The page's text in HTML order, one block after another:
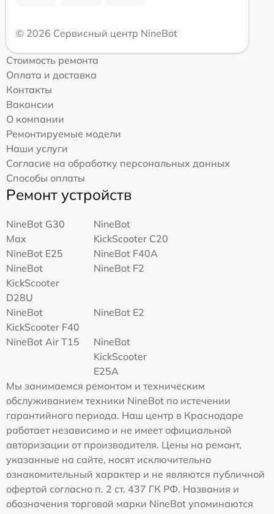
© 2026 Сервисный центр NineBot
Стоимость ремонта
Оплата и доставка
Контакты
Вакансии
О компании
Ремонтируемые модели
Наши услуги
Согласие на обработку персональных данных
Способы оплаты
Ремонт устройств
NineBot G30
Max
NineBot
KickScooter C20
NineBot E25
NineBot F40A
NineBot
KickScooter
D28U
NineBot F2
NineBot
KickScooter F40
NineBot E2
NineBot Air T15
NineBot
KickScooter
E25A
Мы занимаемся ремонтом и техническим
обслуживанием техники NineBot по истечении
гарантийного периода. Наш центр в Краснодаре
работает независимо и не имеет официальной
авторизации от производителя. Цены на ремонт,
указанные на сайте, носят исключительно
ознакомительный характер и не являются публичной
офертой согласно п. 2 ст. 437 ГК РФ. Названия и
обозначения торговой марки NineBot упоминаются